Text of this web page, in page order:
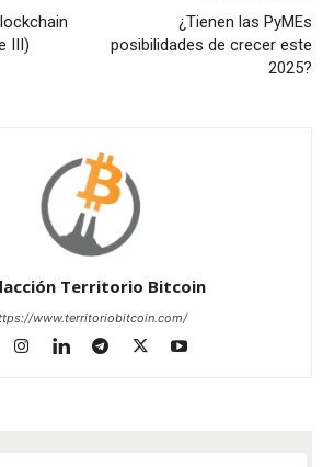
III)
¿Tienen las PyMEs
posibilidades de crecer este
2025?
Territorio Bitcoin
www.territoriobitcoin.com/